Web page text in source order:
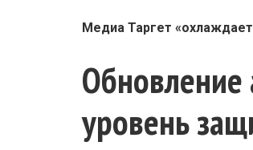
Медиа Таргет
Обновление
уровень